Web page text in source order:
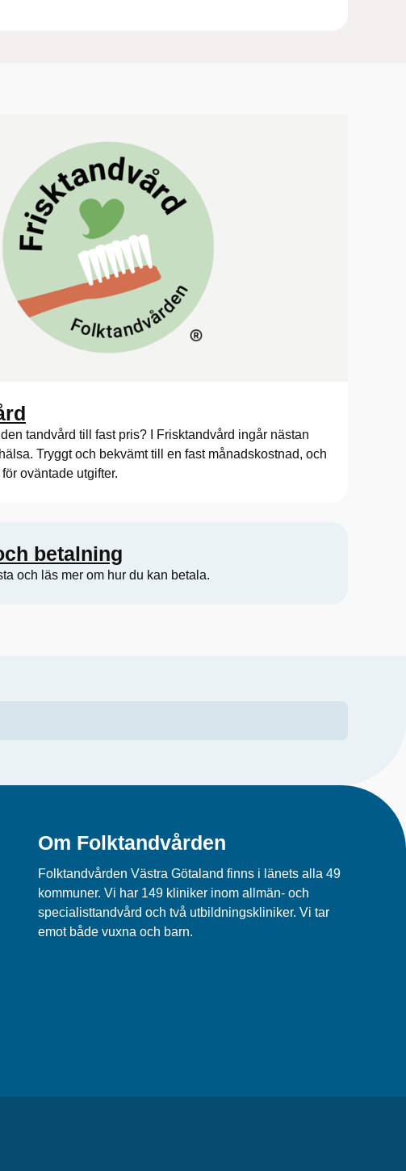
tandvård till fast pris? I Frisktandvård ingår nästan
Tryggt och bekvämt till en fast månadskostnad, och
oväntade utgifter.
betalning
och läs mer om hur du kan betala.
Om Folktandvården
Folktandvården Västra Götaland finns i länets alla 49
kommuner. Vi har 149 kliniker inom allmän- och
specialisttandvård och två utbildningskliniker. Vi tar
emot både vuxna och barn.